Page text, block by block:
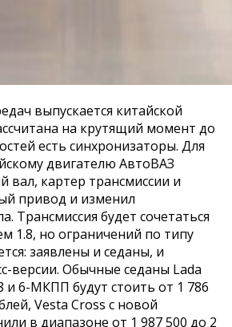
выпускается китайской
на крутящий момент до
есть синхронизаторы. Для
двигателю АвтоВАЗ
вал, картер трансмиссии и
привод и изменил
Трансмиссия будет сочетаться
1.8, но ограничений по типу
заявлены и седаны, и
версии. Обычные седаны Lada
и 6-МКПП будут стоить от 1 786
Vesta Cross с новой
в диапазоне от 1 987 500 до 2